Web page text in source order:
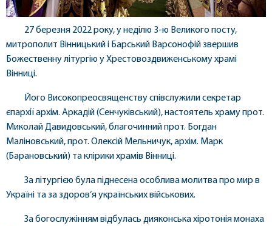
27 березня 2022 року, у неділю 3-ю Великого посту,
митрополит Вінницький і Барський Варсонофій звершив
Божественну літургію у Хрестовоздвиженському храмі
Вінниці.
Його Високопреосвященству співслужили секретар
єпархії архім. Аркадій (Сенчуківський), настоятель храму прот.
Миколай Давидовський, благочинний прот. Богдан
Маліновський, прот. Олексій Мельничук, архім. Марк
(Барановський) та клірики храмів Вінниці.
За літургією була піднесена особлива молитва про мир в
Україні та за здоров‘я українських військових.
За богослужінням відбулась дияконська хіротонія монаха